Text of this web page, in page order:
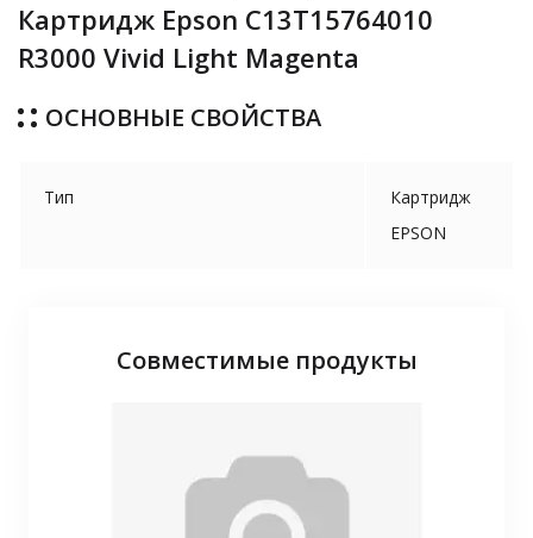
Картридж Epson C13T15764010
R3000 Vivid Light Magenta
ОСНОВНЫЕ СВОЙСТВА
Тип
Картридж
EPSON
Совместимые продукты